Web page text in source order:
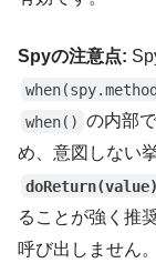
Spyの注意点:
when() の内部
め、意図しない
ることが強く推
呼び出しません。